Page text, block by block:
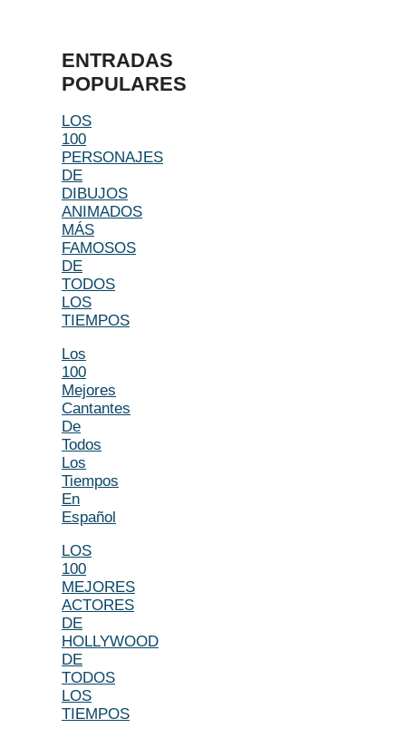
ENTRADAS
POPULARES
LOS
100
PERSONAJES
DE
DIBUJOS
ANIMADOS
MÁS
FAMOSOS
DE
TODOS
LOS
TIEMPOS
Los
100
Mejores
Cantantes
De
Todos
Los
Tiempos
En
Español
LOS
100
MEJORES
ACTORES
DE
HOLLYWOOD
DE
TODOS
LOS
TIEMPOS